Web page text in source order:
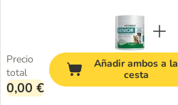
Precio
total
0,00 €
Añadir ambos a la
cesta